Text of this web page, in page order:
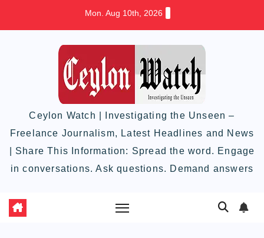
Mon. Aug 10th, 2026
Ceylon Watch | Investigating the Unseen –
Freelance Journalism, Latest Headlines and News
| Share This Information: Spread the word. Engage
in conversations. Ask questions. Demand answers